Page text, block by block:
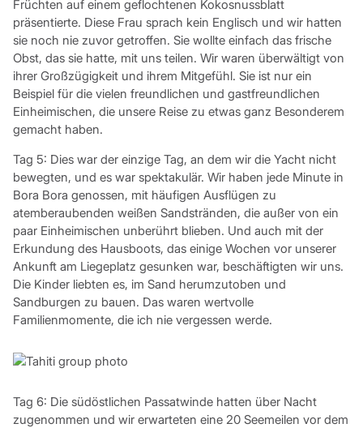
Früchten auf einem geflochtenen Kokosnussblatt
präsentierte. Diese Frau sprach kein Englisch und wir hatten
sie noch nie zuvor getroffen. Sie wollte einfach das frische
Obst, das sie hatte, mit uns teilen. Wir waren überwältigt von
ihrer Großzügigkeit und ihrem Mitgefühl. Sie ist nur ein
Beispiel für die vielen freundlichen und gastfreundlichen
Einheimischen, die unsere Reise zu etwas ganz Besonderem
gemacht haben.
Tag 5: Dies war der einzige Tag, an dem wir die Yacht nicht
bewegten, und es war spektakulär. Wir haben jede Minute in
Bora Bora genossen, mit häufigen Ausflügen zu
atemberaubenden weißen Sandstränden, die außer von ein
paar Einheimischen unberührt blieben. Und auch mit der
Erkundung des Hausboots, das einige Wochen vor unserer
Ankunft am Liegeplatz gesunken war, beschäftigten wir uns.
Die Kinder liebten es, im Sand herumzutoben und
Sandburgen zu bauen. Das waren wertvolle
Familienmomente, die ich nie vergessen werde.
Tag 6: Die südöstlichen Passatwinde hatten über Nacht
zugenommen und wir erwarteten eine 20 Seemeilen vor dem